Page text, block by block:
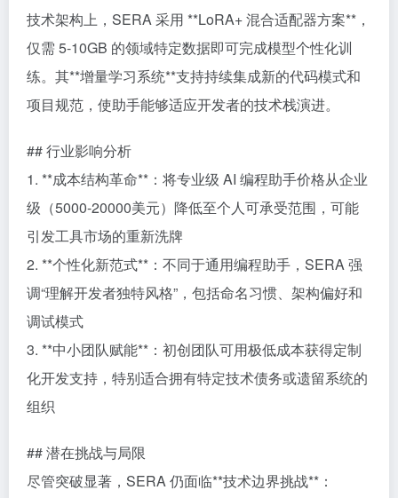
技术架构上，SERA 采用 **LoRA+ 混合适配器方案**，
仅需 5-10GB 的领域特定数据即可完成模型个性化训
练。其**增量学习系统**支持持续集成新的代码模式和
项目规范，使助手能够适应开发者的技术栈演进。
## 行业影响分析
1. **成本结构革命**：将专业级 AI 编程助手价格从企业
级（5000-20000美元）降低至个人可承受范围，可能
引发工具市场的重新洗牌
2. **个性化新范式**：不同于通用编程助手，SERA 强
调“理解开发者独特风格”，包括命名习惯、架构偏好和
调试模式
3. **中小团队赋能**：初创团队可用极低成本获得定制
化开发支持，特别适合拥有特定技术债务或遗留系统的
组织
## 潜在挑战与局限
尽管突破显著，SERA 仍面临**技术边界挑战**：